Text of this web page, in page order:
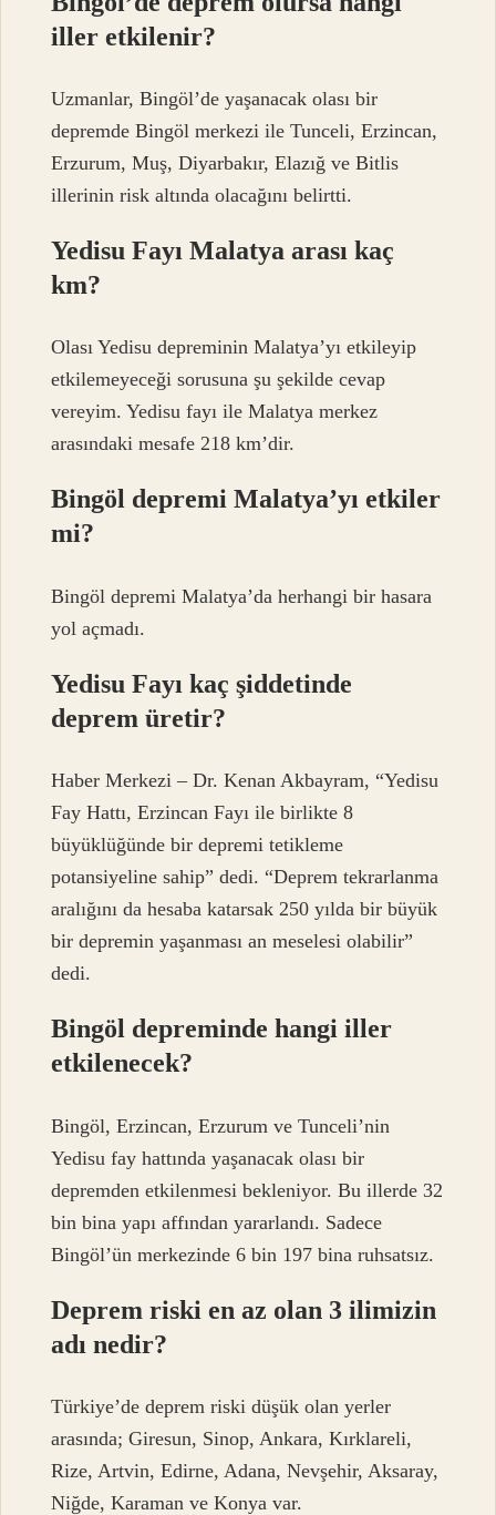
iller etkilenir?
Uzmanlar, Bingöl’de yaşanacak olası bir
depremde Bingöl merkezi ile Tunceli, Erzincan,
Erzurum, Muş, Diyarbakır, Elazığ ve Bitlis
illerinin risk altında olacağını belirtti.
Yedisu Fayı Malatya arası kaç
km?
Olası Yedisu depreminin Malatya’yı etkileyip
etkilemeyeceği sorusuna şu şekilde cevap
vereyim. Yedisu fayı ile Malatya merkez
arasındaki mesafe 218 km’dir.
Bingöl depremi Malatya’yı etkiler
mi?
Bingöl depremi Malatya’da herhangi bir hasara
yol açmadı.
Yedisu Fayı kaç şiddetinde
deprem üretir?
Haber Merkezi – Dr. Kenan Akbayram, “Yedisu
Fay Hattı, Erzincan Fayı ile birlikte 8
büyüklüğünde bir depremi tetikleme
potansiyeline sahip” dedi. “Deprem tekrarlanma
aralığını da hesaba katarsak 250 yılda bir büyük
bir depremin yaşanması an meselesi olabilir”
dedi.
Bingöl depreminde hangi iller
etkilenecek?
Bingöl, Erzincan, Erzurum ve Tunceli’nin
Yedisu fay hattında yaşanacak olası bir
depremden etkilenmesi bekleniyor. Bu illerde 32
bin bina yapı affından yararlandı. Sadece
Bingöl’ün merkezinde 6 bin 197 bina ruhsatsız.
Deprem riski en az olan 3 ilimizin
adı nedir?
Türkiye’de deprem riski düşük olan yerler
arasında; Giresun, Sinop, Ankara, Kırklareli,
Rize, Artvin, Edirne, Adana, Nevşehir, Aksaray,
Niğde, Karaman ve Konya var.